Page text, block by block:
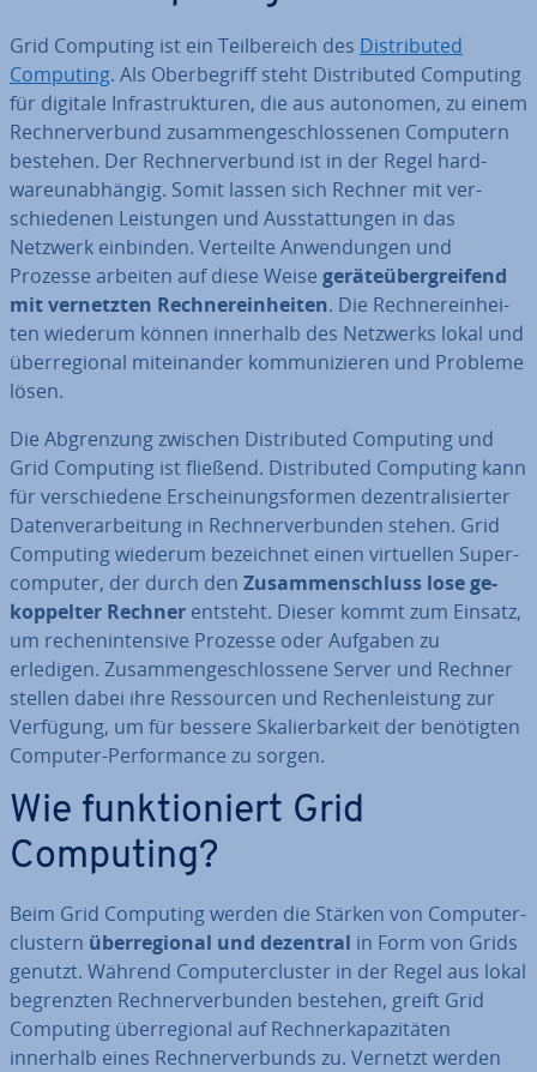
Grid Computing ist ein Teil­be­reich des Dis­tri­bu­ted
Computing. Als Ober­be­griff steht Dis­tri­bu­ted Computing
für digitale In­fra­struk­tu­ren, die aus autonomen, zu einem
Rech­ner­ver­bund zu­sam­men­ge­schlos­se­nen Computern
bestehen. Der Rech­ner­ver­bund ist in der Regel hard­
wareun­ab­hän­gig. Somit lassen sich Rechner mit ver­
schie­de­nen Leis­tun­gen und Aus­stat­tun­gen in das
Netzwerk einbinden. Verteilte An­wen­dun­gen und
Prozesse arbeiten auf diese Weise ge­rä­te­über­grei­fend
mit ver­netz­ten Rech­ner­ein­hei­ten. Die Rech­ner­ein­hei­
ten wiederum können innerhalb des Netzwerks lokal und
über­re­gio­nal mit­ein­an­der kom­mu­ni­zie­ren und Probleme
lösen.
Die Ab­gren­zung zwischen Dis­tri­bu­ted Computing und
Grid Computing ist fließend. Dis­tri­bu­ted Computing kann
für ver­schie­de­ne Er­schei­nungs­for­men de­zen­tra­li­sier­ter
Da­ten­ver­ar­bei­tung in Rech­ner­ver­bun­den stehen. Grid
Computing wiederum be­zeich­net einen vir­tu­el­len Su­per­
com­pu­ter, der durch den Zu­sam­men­schluss lose ge­
kop­pel­ter Rechner entsteht. Dieser kommt zum Einsatz,
um re­chen­in­ten­si­ve Prozesse oder Aufgaben zu
erledigen. Zu­sam­men­ge­schlos­se­ne Server und Rechner
stellen dabei ihre Res­sour­cen und Re­chen­leis­tung zur
Verfügung, um für bessere Ska­lier­bar­keit der be­nö­tig­ten
Computer-Per­for­mance zu sorgen.
Wie funk­tio­niert Grid
Computing?
Beim Grid Computing werden die Stärken von Com­pu­ter­
clus­tern über­re­gio­nal und dezentral in Form von Grids
genutzt. Während Com­pu­ter­clus­ter in der Regel aus lokal
be­grenz­ten Rech­ner­ver­bun­den bestehen, greift Grid
Computing über­re­gio­nal auf Rech­ner­ka­pa­zi­tä­ten
innerhalb eines Rech­ner­ver­bunds zu. Vernetzt werden